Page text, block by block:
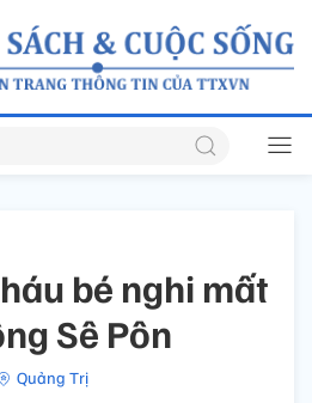
bé nghi mất
Sê Pôn
Quảng Trị